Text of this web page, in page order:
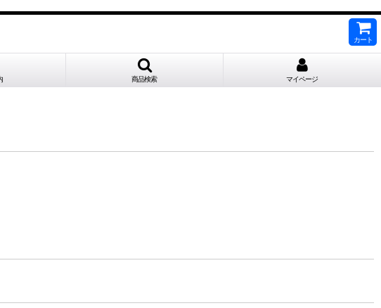
カート
商品検索 マイページ